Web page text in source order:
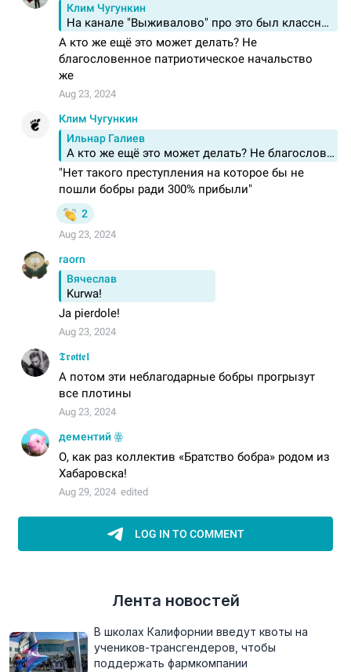
Лента новостей
В школах Калифорнии введут квоты на
учеников-трансгендеров, чтобы
поддержать фармкомпании